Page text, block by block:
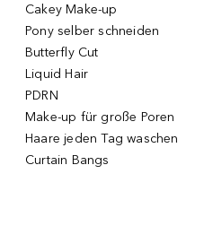
Cakey Make-up
Pony selber schneiden
Butterfly Cut
Liquid Hair
PDRN
Make-up für große Poren
Haare jeden Tag waschen
Curtain Bangs